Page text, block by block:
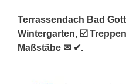
Terrassendach Bad
Wintergarten, ☑️
Maßstäbe ✉ ✔.